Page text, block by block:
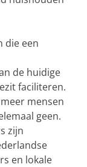
die een
de huidige
faciliteren.
mensen
geen.
zijn
en lokale